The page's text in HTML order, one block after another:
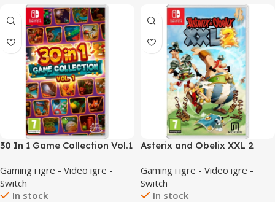
30 In 1 Game Collection Vol.1
Gaming i igre - Video igre -
Switch
In stock
Asterix and Obelix XXL 2
Gaming i igre - Video igre -
Switch
In stock